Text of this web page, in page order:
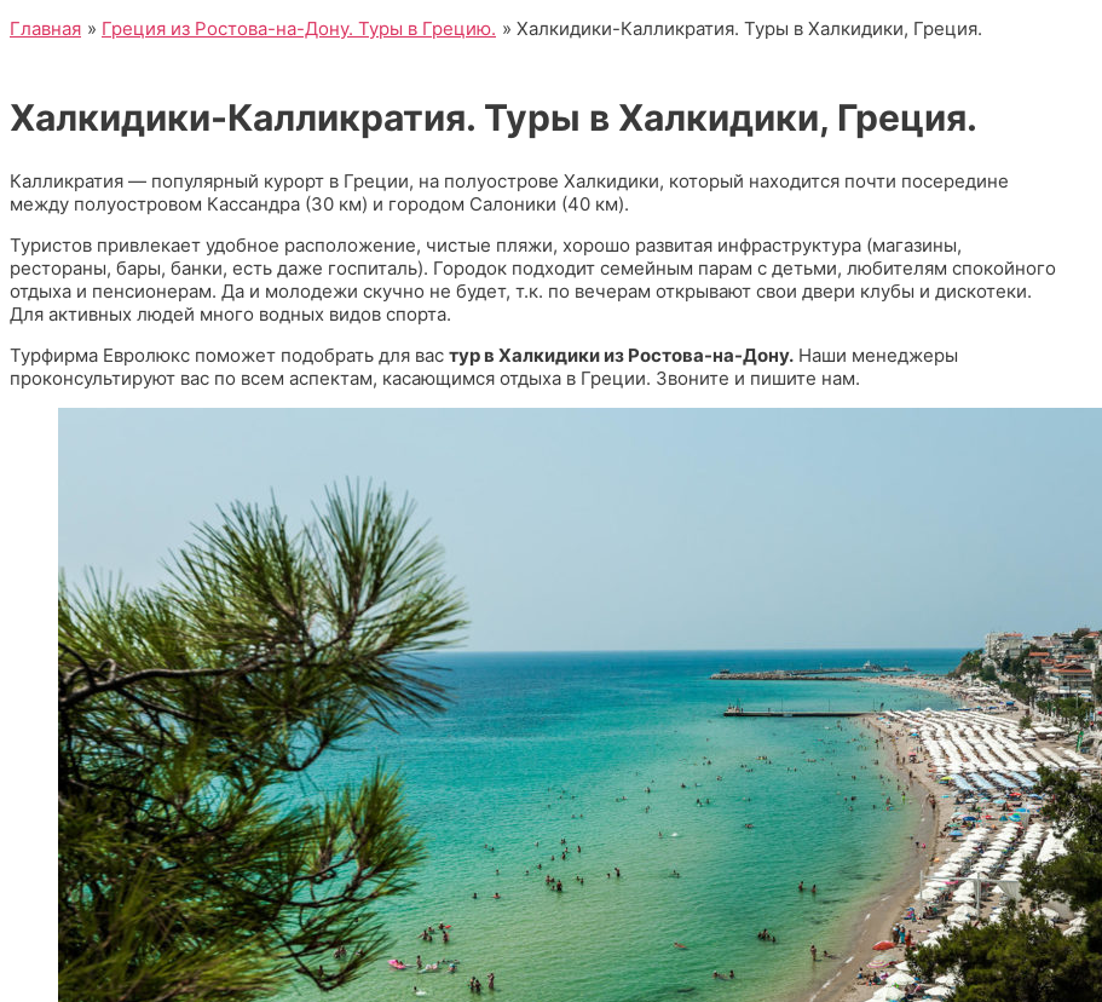
Главная Греция из Ростова-на-Дону. Туры в Грецию. Халкидики-Калликратия. Туры в Халкидики, Греция.
Халкидики-Калликратия. Туры в Халкидики, Греция.
Калликратия — популярный курорт в Греции, на полуострове Халкидики, который находится почти посередине
между полуостровом Кассандра (30 км) и городом Салоники (40 км).
Туристов привлекает удобное расположение, чистые пляжи, хорошо развитая инфраструктура (магазины,
рестораны, бары, банки, есть даже госпиталь). Городок подходит семейным парам с детьми, любителям спокойного
отдыха и пенсионерам. Да и молодежи скучно не будет, т.к. по вечерам открывают свои двери клубы и дискотеки.
Для активных людей много водных видов спорта.
Турфирма Евролюкс поможет подобрать для вас тур в Халкидики из Ростова-на-Дону. Наши менеджеры
проконсультируют вас по всем аспектам, касающимся отдыха в Греции. Звоните и пишите нам.